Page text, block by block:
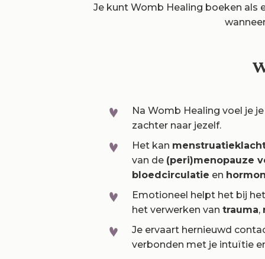
Je kunt Womb Healing boeken als
Na Womb Healing voel je
zachter naar jezelf.
Het kan
van de (peri)menopauze
bloedcirculatie en
Emotioneel helpt het bij
het verwerken van trauma,
Je ervaart hernieuwd
verbonden met je intuïtie